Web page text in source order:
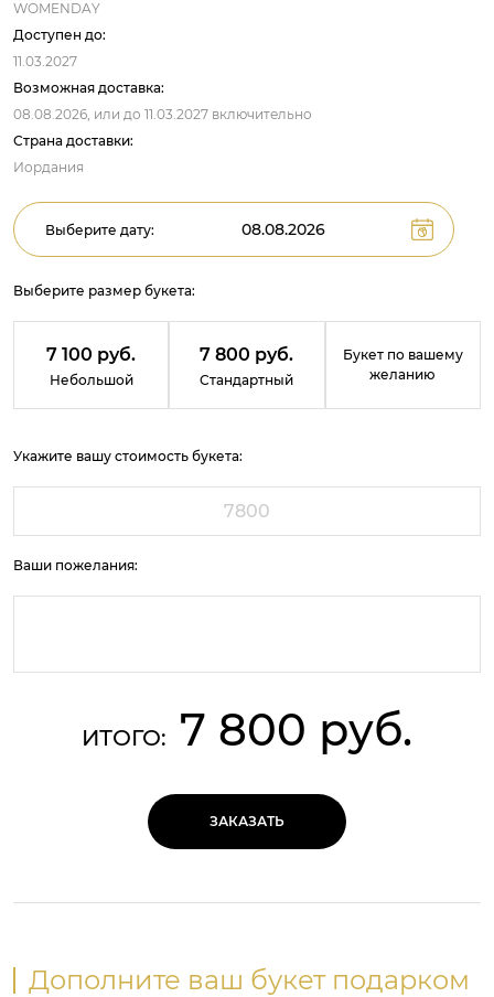
WOMENDAY
Доступен до:
11.03.2027
Возможная доставка:
08.08.2026, или до 11.03.2027 включительно
Страна доставки:
Иордания
Выберите дату:
Выберите размер букета:
7 100 руб.
Небольшой
7 800 руб.
Стандартный
Букет по вашему
желанию
Укажите вашу стоимость букета:
Ваши пожелания:
ИТОГО: 7 800 руб.
ЗАКАЗАТЬ
Дополните ваш букет подарком